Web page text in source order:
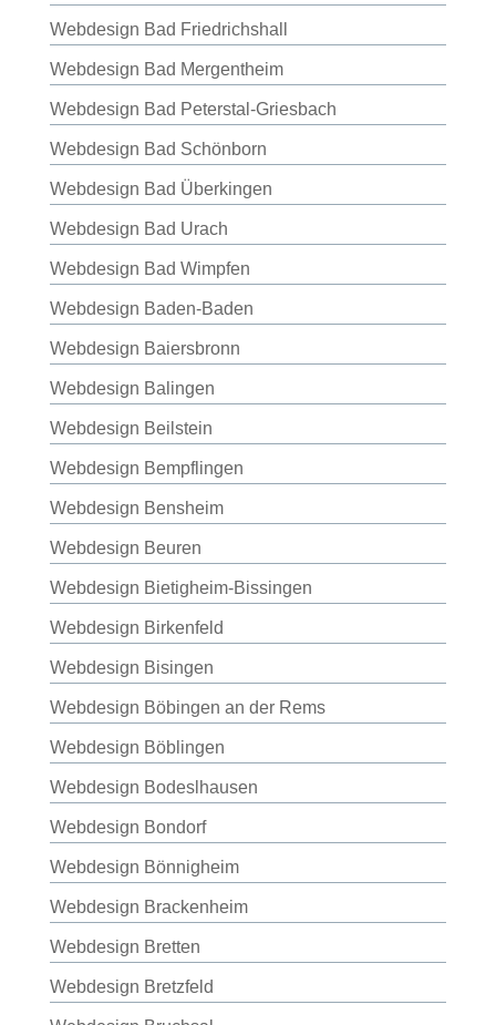
Webdesign Bad Friedrichshall
Webdesign Bad Mergentheim
Webdesign Bad Peterstal-Griesbach
Webdesign Bad Schönborn
Webdesign Bad Überkingen
Webdesign Bad Urach
Webdesign Bad Wimpfen
Webdesign Baden-Baden
Webdesign Baiersbronn
Webdesign Balingen
Webdesign Beilstein
Webdesign Bempflingen
Webdesign Bensheim
Webdesign Beuren
Webdesign Bietigheim-Bissingen
Webdesign Birkenfeld
Webdesign Bisingen
Webdesign Böbingen an der Rems
Webdesign Böblingen
Webdesign Bodeslhausen
Webdesign Bondorf
Webdesign Bönnigheim
Webdesign Brackenheim
Webdesign Bretten
Webdesign Bretzfeld